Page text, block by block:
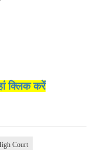
क्लिक करें
Court